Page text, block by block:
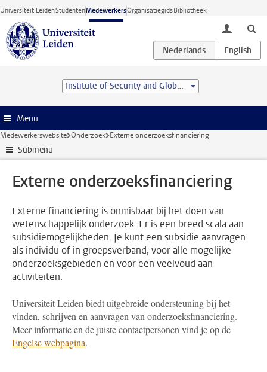
Ga direct naar de inhoud
Universiteit LeidenStudentenMedewerkersOrganisatiegidsBibliotheek
toggle
Institute of Security and Global Affairs
Menu
Medewerkerswebsite Onderzoek Externe onderzoeksfinanciering
Submenu
Externe onderzoeksfinanciering
Externe financiering is onmisbaar bij het doen van
wetenschappelijk onderzoek. Er is een breed scala aan
subsidiemogelijkheden. Je kunt een subsidie aanvragen
als individu of in groepsverband, voor alle mogelijke
onderzoeksgebieden en voor een veelvoud aan
activiteiten.
Universiteit Leiden biedt uitgebreide ondersteuning bij het
vinden, schrijven en aanvragen van onderzoeksfinanciering.
Meer informatie en de juiste contactpersonen vind je op de
Engelse webpagina.